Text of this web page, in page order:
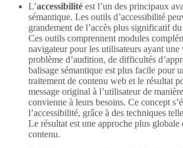
L’accessibilité est l’un des principaux
sémantique. Les outils d’accessibilité
grandement de l’accès plus significatif
Ces outils comprennent modules
navigateur pour les utilisateurs ayant
problème d’audition, de difficultés
balisage sémantique est plus facile pour
traitement de contenu web et le résultat
message original à l’utilisateur de
convienne à leurs besoins. Ce concept
l’accessibilité, grâce à des techniques
Le résultat est une approche plus
contenu.